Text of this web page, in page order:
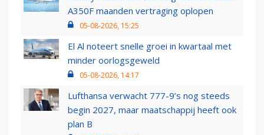
A350F maanden vertraging oplopen
05-08-2026, 15:25
El Al noteert snelle groei in kwartaal met
minder oorlogsgeweld
05-08-2026, 14:17
Lufthansa verwacht 777-9’s nog steeds
begin 2027, maar maatschappij heeft ook
plan B